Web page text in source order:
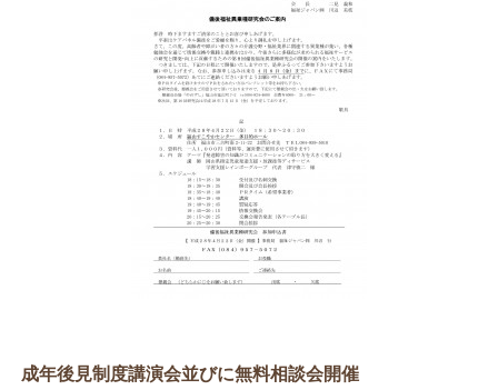
成年後見制度講演会並びに無料相談会開催